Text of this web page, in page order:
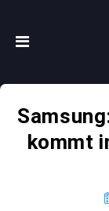
kommt